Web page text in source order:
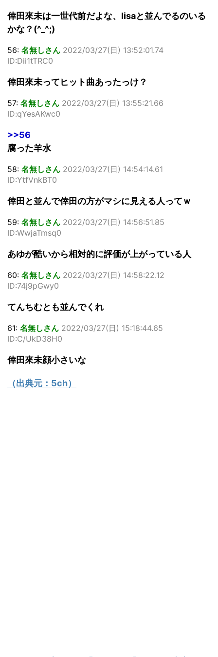
倖田來未は一世代前だよな、lisaと並んでるのいる
かな？(^_^;)
56: 名無しさん 2022/03/27(日) 13:52:01.74
ID:Dii1tTRC0
倖田來未ってヒット曲あったっけ？
57: 名無しさん 2022/03/27(日) 13:55:21.66
ID:qYesAKwc0
>>56
腐った羊水
58: 名無しさん 2022/03/27(日) 14:54:14.61
ID:YtfVnkBT0
倖田と並んで倖田の方がマシに見える人ってｗ
59: 名無しさん 2022/03/27(日) 14:56:51.85
ID:WwjaTmsq0
あゆが酷いから相対的に評価が上がっている人
60: 名無しさん 2022/03/27(日) 14:58:22.12
ID:74j9pGwy0
てんちむとも並んでくれ
61: 名無しさん 2022/03/27(日) 15:18:44.65
ID:C/UkD38H0
倖田來未顔小さいな
（出典元： 5ch）